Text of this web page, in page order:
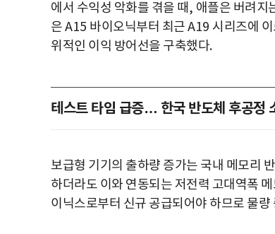
에서 수익성 악화를 겪을 때, 애플은 버려지
은A15 바이오닉부터 최근A19 시리즈에
위적인 이익 방어선을 구축했다.
테스트 타임 급증… 한국 반도체 후공정
보급형 기기의 출하량 증가는 국내 메모리
하더라도 이와 연동되는 저전력 고대역폭 메
이닉스로부터 신규 공급되어야 하므로 물량